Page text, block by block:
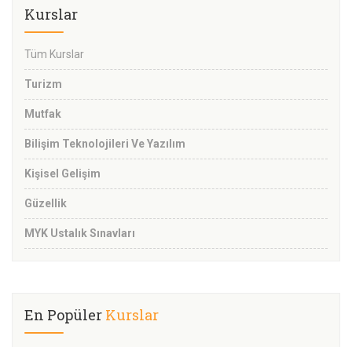
Kurslar
Tüm Kurslar
Turizm
Mutfak
Bilişim Teknolojileri Ve Yazılım
Kişisel Gelişim
Güzellik
MYK Ustalık Sınavları
En Popüler Kurslar